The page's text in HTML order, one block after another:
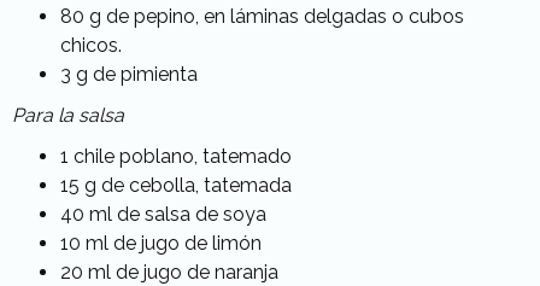
80 g de pepino, en láminas delgadas o cubos
chicos.
3 g de pimienta
Para la salsa
1 chile poblano, tatemado
15 g de cebolla, tatemada
40 ml de salsa de soya
10 ml de jugo de limón
20 ml de jugo de naranja